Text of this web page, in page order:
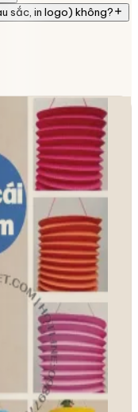
sắc, in logo) không?